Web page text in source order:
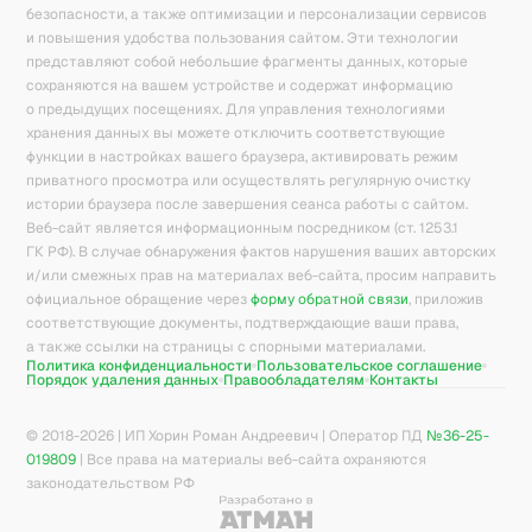
безопасности, а также оптимизации и персонализации сервисов
и повышения удобства пользования сайтом. Эти технологии
представляют собой небольшие фрагменты данных, которые
сохраняются на вашем устройстве и содержат информацию
о предыдущих посещениях. Для управления технологиями
хранения данных вы можете отключить соответствующие
функции в настройках вашего браузера, активировать режим
приватного просмотра или осуществлять регулярную очистку
истории браузера после завершения сеанса работы с сайтом.
Веб-сайт является информационным посредником (ст. 1253.1
ГК РФ). В случае обнаружения фактов нарушения ваших авторских
и/или смежных прав на материалах веб-сайта, просим направить
официальное обращение через форму обратной связи, приложив
соответствующие документы, подтверждающие ваши права,
а также ссылки на страницы с спорными материалами.
Политика конфиденциальности Пользовательское соглашение
Порядок удаления данных Правообладателям Контакты
© 2018-2026 | ИП Хорин Роман Андреевич | Оператор ПД №36-25-
019809 | Все права на материалы веб-сайта охраняются
законодательством РФ